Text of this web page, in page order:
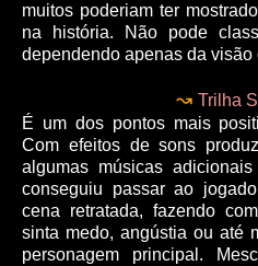
muitos poderiam ter
na história. Não pode
dependendo apenas da visão
↝ Trilha
É um dos pontos mais
Com efeitos de sons
algumas músicas
conseguiu passar ao
cena retratada, fazendo
sinta medo, angústia ou até
personagem principal.